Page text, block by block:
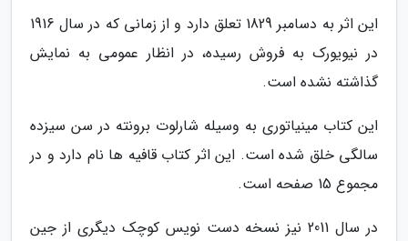
این اثر به دسامبر 1829 تعلق دارد و از زمانی که در سال 1916
در نیویورک به فروش رسیده، در انظار عمومی به نمایش
گذاشته نشده است.
این کتاب مینیاتوری به وسیله شارلوت برونته در سن سیزده
سالگی خلق شده است. این اثر کتاب قافیه ها نام دارد و در
مجموع 15 صفحه است.
در سال 2011 نیز نسخه دست نویس کوچک دیگری از جین